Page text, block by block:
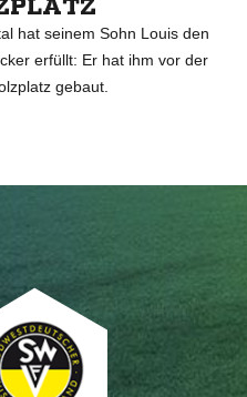
hat seinem Sohn Louis den
erfüllt: Er hat ihm vor der
gebaut.